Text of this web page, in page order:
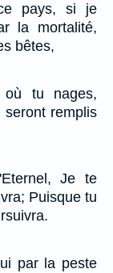
pays, si je
la mortalité,
bêtes,
tu nages,
seront remplis
Je te
Puisque tu
par la peste